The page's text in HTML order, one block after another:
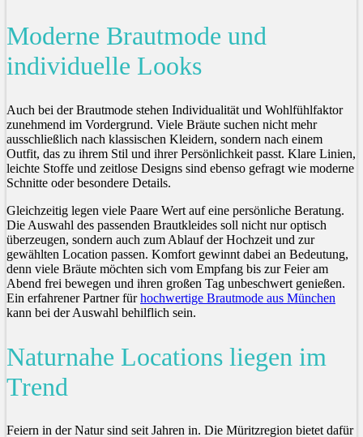
Moderne Brautmode und
individuelle Looks
Auch bei der Brautmode stehen Individualität und Wohlfühlfaktor
zunehmend im Vordergrund. Viele Bräute suchen nicht mehr
ausschließlich nach klassischen Kleidern, sondern nach einem
Outfit, das zu ihrem Stil und ihrer Persönlichkeit passt. Klare Linien,
leichte Stoffe und zeitlose Designs sind ebenso gefragt wie moderne
Schnitte oder besondere Details.
Gleichzeitig legen viele Paare Wert auf eine persönliche Beratung.
Die Auswahl des passenden Brautkleides soll nicht nur optisch
überzeugen, sondern auch zum Ablauf der Hochzeit und zur
gewählten Location passen. Komfort gewinnt dabei an Bedeutung,
denn viele Bräute möchten sich vom Empfang bis zur Feier am
Abend frei bewegen und ihren großen Tag unbeschwert genießen.
Ein erfahrener Partner fürhochwertige Brautmode aus München
kann bei der Auswahl behilflich sein.
Naturnahe Locations liegen im
Trend
Feiern in der Natur sind seit Jahren in. Die Müritzregion bietet dafür